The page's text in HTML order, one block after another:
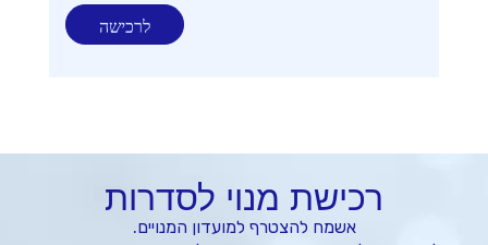
לרכישה
רכישת מנוי לסדרות
אשמח להצטרף למועדון המנויים.